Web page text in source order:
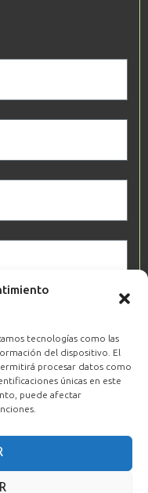
tecnologías como las
del dispositivo. El
procesar datos como
únicas en este
puede afectar
AHORA
está recomendada